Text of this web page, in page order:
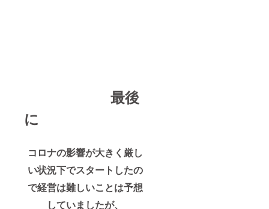
最後
に
コロナの影響が大きく厳し
い状況下でスタートしたの
で経営は難しいことは予想
していましたが、